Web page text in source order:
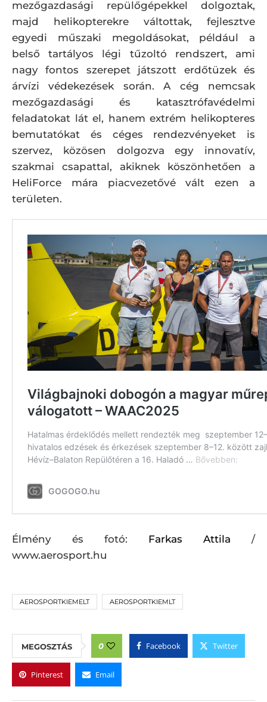
mezőgazdasági repülőgépekkel dolgoztak,
majd helikopterekre váltottak, fejlesztve
egyedi műszaki megoldásokat, például a
belső tartályos légi tűzoltó rendszert, ami
nagy fontos szerepet játszott erdőtüzek és
árvízi védekezések során. A cég nemcsak
mezőgazdasági és katasztrófavédelmi
feladatokat lát el, hanem extrém helikopteres
bemutatókat és céges rendezvényeket is
szervez, közösen dolgozva egy innovatív,
szakmai csapattal, akiknek köszönhetően a
HeliForce mára piacvezetővé vált ezen a
területen.
Élmény és fotó: Farkas Attila /
www.aerosport.hu
AEROSPORTKIEMELT AEROSPORTKIEMLT
MEGOSZTÁS 0 Facebook Twitter
Pinterest Email